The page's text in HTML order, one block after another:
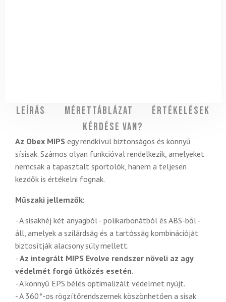
Leírás Mérettáblázat
Értékelések
Kérdése van?
Az Obex MIPS egy rendkívül biztonságos és könnyű
sísisak. Számos olyan funkcióval rendelkezik, amelyeket
nemcsak a tapasztalt sportolók, hanem a teljesen
kezdők is értékelni fognak.
Műszaki jellemzők:
- A sisakhéj két anyagból - polikarbonátból és ABS-ből -
áll, amelyek a szilárdság és a tartósság kombinációját
biztosítják alacsony súly mellett.
- Az integrált MIPS Evolve rendszer növeli az agy
védelmét forgó ütközés esetén.
- A könnyű EPS bélés optimalizált védelmet nyújt.
- A 360°-os rögzítőrendszernek köszönhetően a sisak